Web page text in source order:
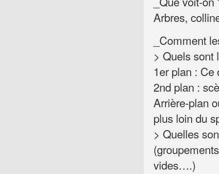
Arbres,
_Comment
> Quels sont
1er plan : Ce
2nd plan :
Arrière-plan
plus loin du
> Quelles
vides….)